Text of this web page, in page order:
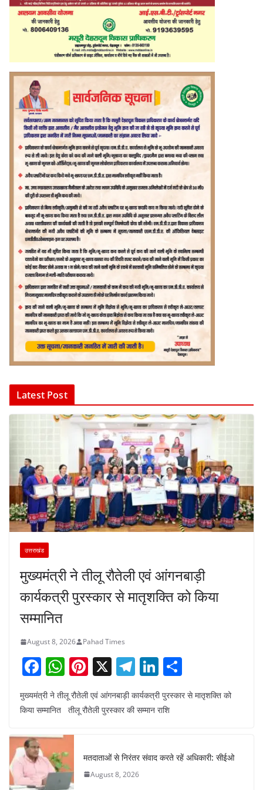
Latest Post
उत्तराखंड
मुख्यमंत्री ने तीलू रौतेली एवं आंगनबाड़ी
कार्यकत्री पुरस्कार से मातृशक्ति को किया
सम्मानित
August 8, 2026 Pahad Times
F
a
c
b
o
o
W
h
at
A
p
p
Pi
nt
er
X T
el
e
m
Li
n
k
n
h
ar
मुख्यमंत्री ने तीलू रौतेली एवं आंगनबाड़ी कार्यकत्री पुरस्कार से मातृशक्ति को
किया सम्मानित तीलू रौतेली पुरस्कार की सम्मान राशि
मतदाताओं से निरंतर संवाद करते रहें अधिकारी: सीईओ
August 8, 2026